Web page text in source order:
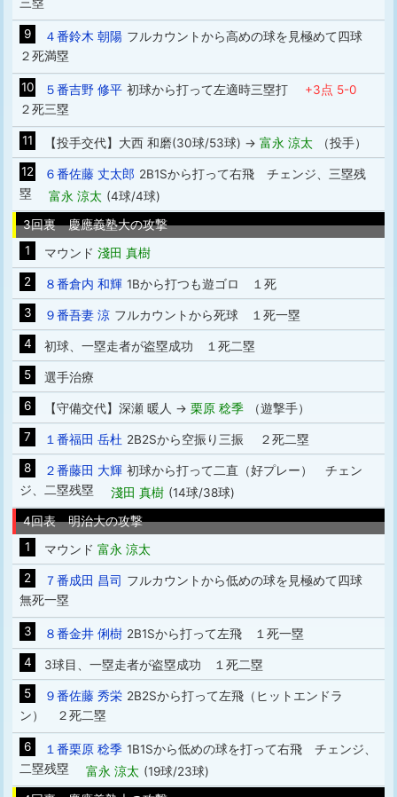
三塁
9 ４番鈴木 朝陽 フルカウントから高めの球を見極めて四球
２死満塁
10 ５番吉野 修平 初球から打って左適時三塁打 +3点 5-0
２死三塁
11 【投手交代】大西 和磨(30球/53球) → 富永 涼太
（投手）
12
６番佐藤 丈太郎 2B1Sから打って右飛 チェンジ、三塁残
塁 富永 涼太 (4球/4球)
3回裏 慶應義塾大の攻撃
1
マウンド 淺田 真樹
2
８番倉内 和輝 1Bから打つも遊ゴロ １死
3
９番吾妻 涼 フルカウントから死球 １死一塁
4
初球、一塁走者が盗塁成功 １死二塁
5
選手治療
6
【守備交代】深瀬 暖人 → 栗原 稔季
（遊撃手）
7
１番福田 岳杜 2B2Sから空振り三振 ２死二塁
8
２番藤田 大輝 初球から打って二直（好プレー） チェン
ジ、二塁残塁 淺田 真樹 (14球/38球)
4回表 明治大の攻撃
1
マウンド 富永 涼太
2
７番成田 昌司 フルカウントから低めの球を見極めて四球
無死一塁
3 ８番金井 俐樹 2B1Sから打って左飛 １死一塁
4
3球目、一塁走者が盗塁成功 １死二塁
5
９番佐藤 秀栄 2B2Sから打って左飛（ヒットエンドラ
ン） ２死二塁
6 １番栗原 稔季 1B1Sから低めの球を打って右飛 チェンジ、
二塁残塁 富永 涼太 (19球/23球)